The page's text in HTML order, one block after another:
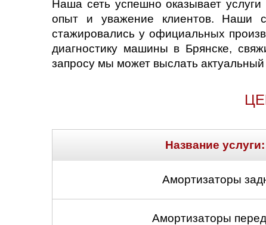
Наша сеть успешно оказывает
опыт и уважение клиентов. Наши
стажировались у официальных
диагностику машины в Брянске,
запросу мы может выслать
Название
Амортизаторы
Амортизаторы